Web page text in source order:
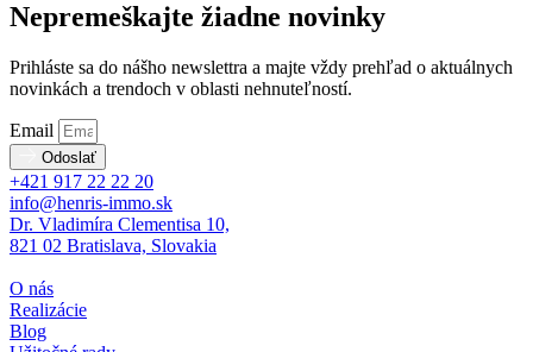
Nepremeškajte žiadne novinky
Prihláste sa do nášho newslettra a majte vždy prehľad o aktuálnych
novinkách a trendoch v oblasti nehnuteľností.
Email
Odoslať
+421 917 22 22 20
info@henris-immo.sk
Dr. Vladimíra Clementisa 10,
821 02 Bratislava, Slovakia
O nás
Realizácie
Blog